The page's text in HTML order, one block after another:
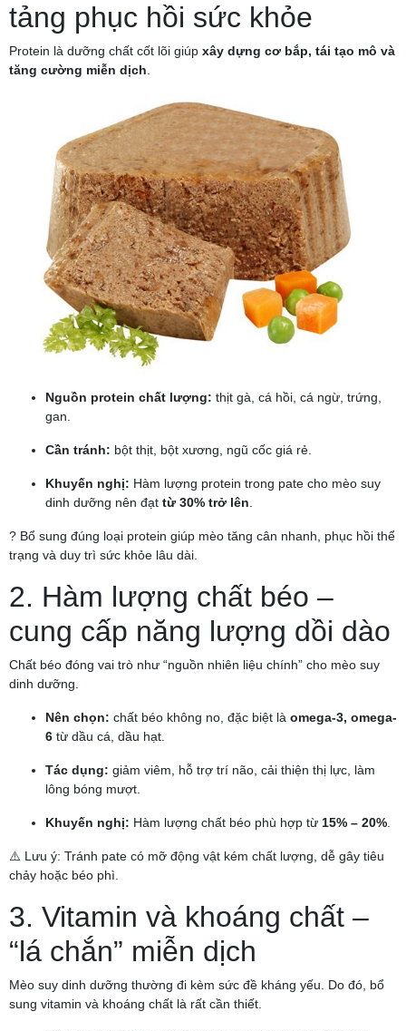
tảng phục hồi sức khỏe
Protein là dưỡng chất cốt lõi giúp xây dựng cơ bắp, tái tạo mô và
tăng cường miễn dịch
Nguồn protein chất lượng: thịt gà, cá hồi, cá ngừ, trứng,
gan.
Cần tránh: bột thịt, bột xương, ngũ cốc giá rẻ.
Khuyến nghị: Hàm lượng protein trong pate cho mèo suy
dinh dưỡng nên đạt từ 30% trở lên
? Bổ sung đúng loại protein giúp mèo tăng cân nhanh, phục hồi thể
trạng và duy trì sức khỏe lâu dài.
2. Hàm lượng chất béo –
cung cấp năng lượng dồi dào
Chất béo đóng vai trò như “nguồn nhiên liệu chính” cho mèo suy
dinh dưỡng.
Nên chọn: chất béo không no, đặc biệt là omega-3, omega-
6 từ dầu cá, dầu hạt.
Tác dụng: giảm viêm, hỗ trợ trí não, cải thiện thị lực, làm
lông bóng mượt.
Khuyến nghị: Hàm lượng chất béo phù hợp từ 15% – 20%
⚠️ Lưu ý: Tránh pate có mỡ động vật kém chất lượng, dễ gây tiêu
chảy hoặc béo phì.
3. Vitamin và khoáng chất –
“lá chắn” miễn dịch
Mèo suy dinh dưỡng thường đi kèm sức đề kháng yếu. Do đó, bổ
sung vitamin và khoáng chất là rất cần thiết.